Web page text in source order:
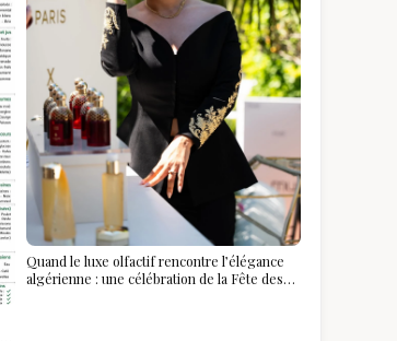
Quand le luxe olfactif rencontre l’élégance
algérienne : une célébration de la Fête des